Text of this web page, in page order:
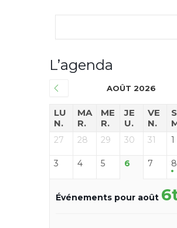
L’agenda
AOÛT 2026
LU
N.
MA
R.
ME
R.
JE
U.
VE
N.
27 28 29 30 31 1
3 4 5 6 7 8
Événements pour août